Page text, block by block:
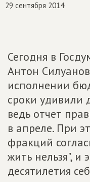
29 сентября 2014
Сегодня в
Антон
исполнении
сроки удивили
ведь отчет
в апреле. При
фракций
жить нельзя", и
десятилетия